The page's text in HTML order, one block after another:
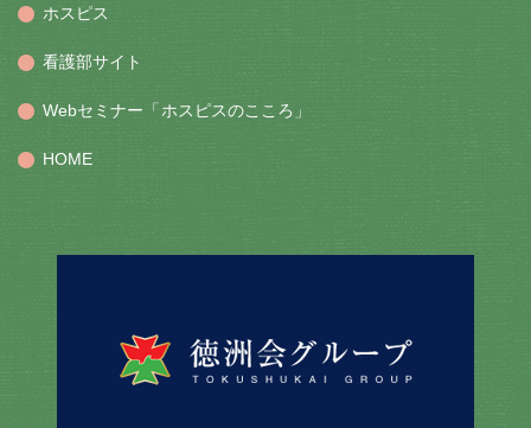
ホスピス
看護部サイト
Webセミナー「ホスピスのこころ」
HOME